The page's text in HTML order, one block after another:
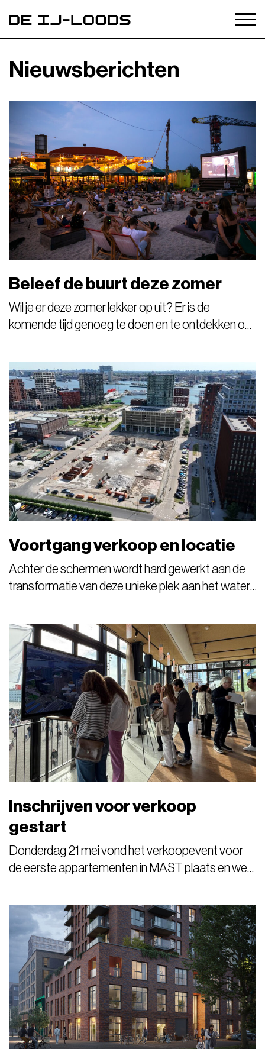
Nieuwsberichten
Beleef de buurt deze zomer
Wil je er deze zomer lekker op uit? Er is de
komende tijd genoeg te doen en te ontdekken op
Voortgang verkoop en locatie
Achter de schermen wordt hard gewerkt aan de
transformatie van deze unieke plek aan het water.
appartementen en het penthouse in MAST in volle
gang en worden op dit moment de eerste
gesprekken met geïnteresseerden gevoerd.
Mocht je interesse hebben, dan kun je hiervoor
contact opnemen met […]
Inschrijven voor verkoop
gestart
Donderdag 21 mei vond het verkoopevent voor
de eerste appartementen in MAST plaats en we
geweldige opkomst. De eerste inschrijvingen zijn
inmiddels binnen. Ben je geïnteresseerd in een
appartement in MAST? Schrijf je dan nu in via de
woningzoeker.